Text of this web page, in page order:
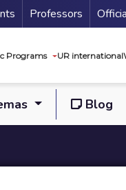
Professors
Programs UR international
Blog